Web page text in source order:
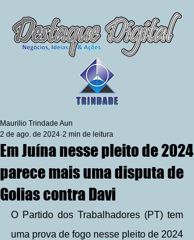
Em Juína nesse pleito de 2024
parece mais uma disputa de
Golias contra Davi
Maurilio Trindade Aun
2 de ago. de 2024 2 min de leitura
O Partido dos Trabalhadores (PT) tem
uma prova de fogo nesse pleito de 2024